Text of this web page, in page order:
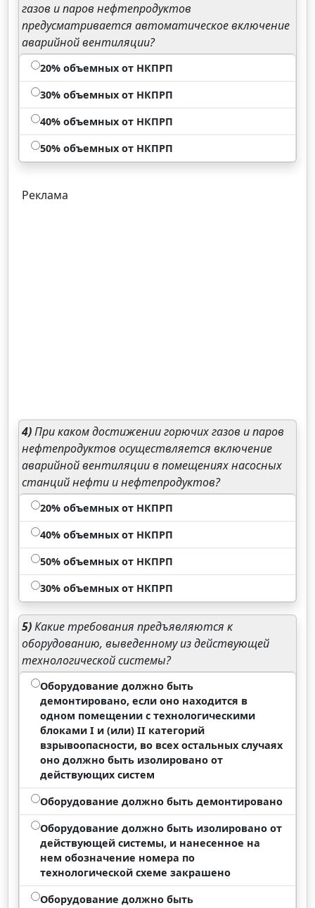
газов и паров нефтепродуктов
предусматривается автоматическое включение
аварийной вентиляции?
20% объемных от НКПРП
30% объемных от НКПРП
40% объемных от НКПРП
50% объемных от НКПРП
Реклама
4)При каком достижении горючих газов и паров
нефтепродуктов осуществляется включение
аварийной вентиляции в помещениях насосных
станций нефти и нефтепродуктов?
20% объемных от НКПРП
40% объемных от НКПРП
50% объемных от НКПРП
30% объемных от НКПРП
5)Какие требования предъявляются к
оборудованию, выведенному из действующей
технологической системы?
Оборудование должно быть
демонтировано, если оно находится в
одном помещении с технологическими
блоками I и (или) II категорий
взрывоопасности, во всех остальных случаях
оно должно быть изолировано от
действующих систем
Оборудование должно быть демонтировано
Оборудование должно быть изолировано от
действующей системы, и нанесенное на
нем обозначение номера по
технологической схеме закрашено
Оборудование должно быть